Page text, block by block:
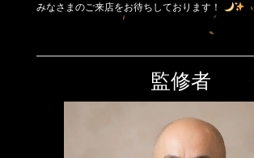
みなさまのご来店をお待ちしております！
監修者